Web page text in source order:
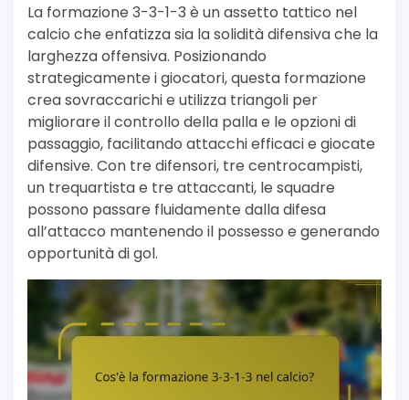
La formazione 3-3-1-3 è un assetto tattico nel
calcio che enfatizza sia la solidità difensiva che la
larghezza offensiva. Posizionando
strategicamente i giocatori, questa formazione
crea sovraccarichi e utilizza triangoli per
migliorare il controllo della palla e le opzioni di
passaggio, facilitando attacchi efficaci e giocate
difensive. Con tre difensori, tre centrocampisti,
un trequartista e tre attaccanti, le squadre
possono passare fluidamente dalla difesa
all’attacco mantenendo il possesso e generando
opportunità di gol.